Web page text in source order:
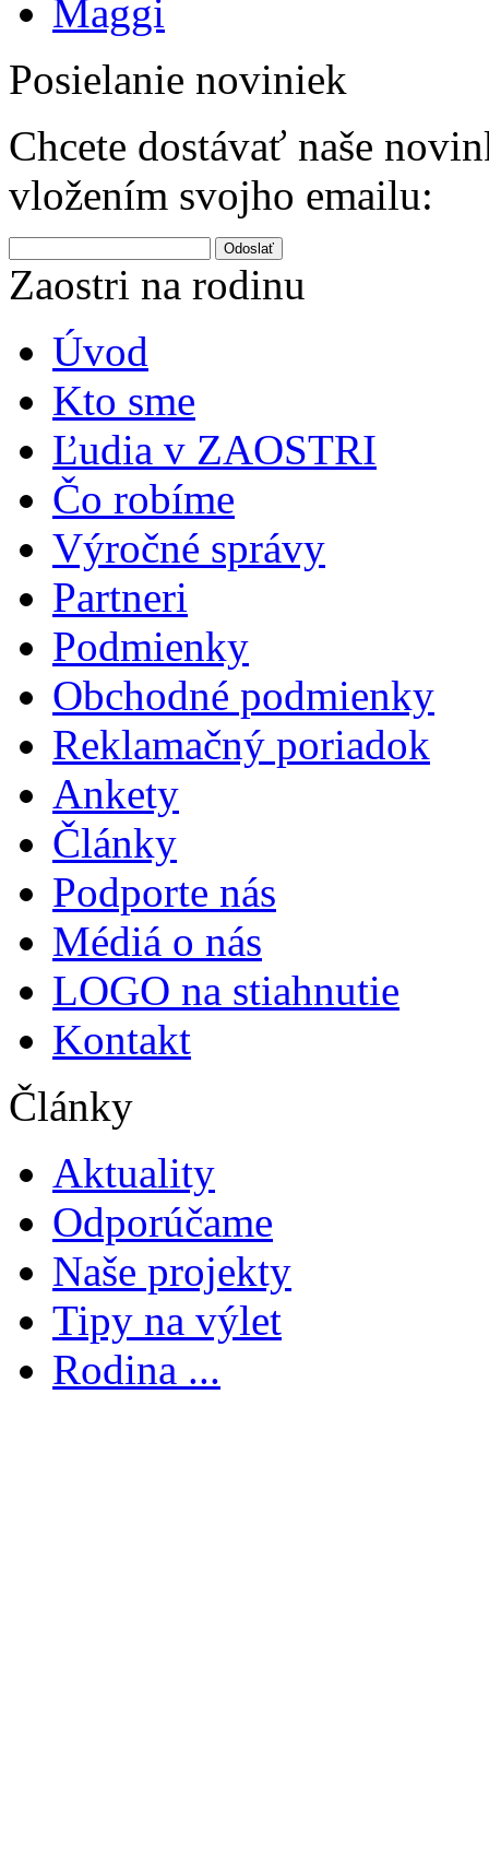
Posielanie noviniek
Chcete dostávať naše
vložením svojho emailu:
Odoslať
Zaostri na rodinu
Úvod
Kto sme
Ľudia v ZAOSTRI
Čo robíme
Výročné správy
Partneri
Podmienky
Obchodné podmienky
Reklamačný poriadok
Ankety
Články
Podporte nás
Médiá o nás
LOGO na stiahnutie
Kontakt
Články
Aktuality
Odporúčame
Naše projekty
Tipy na výlet
Rodina ...